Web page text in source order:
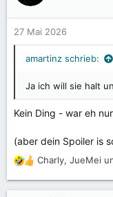
o
n
27 Mai 2026
amartinz schrieb:
Ja ich will sie halt
Kein Ding - war eh
(aber dein Spoiler is
R
e
a
Charly, JueMei